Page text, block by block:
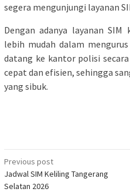
segera mengunjungi layanan
Dengan adanya layanan
lebih mudah dalam
datang ke kantor polisi
cepat dan efisien, sehingga
yang sibuk.
Post
navigation
Previous post
Jadwal SIM Keliling Tangerang
Selatan 2026